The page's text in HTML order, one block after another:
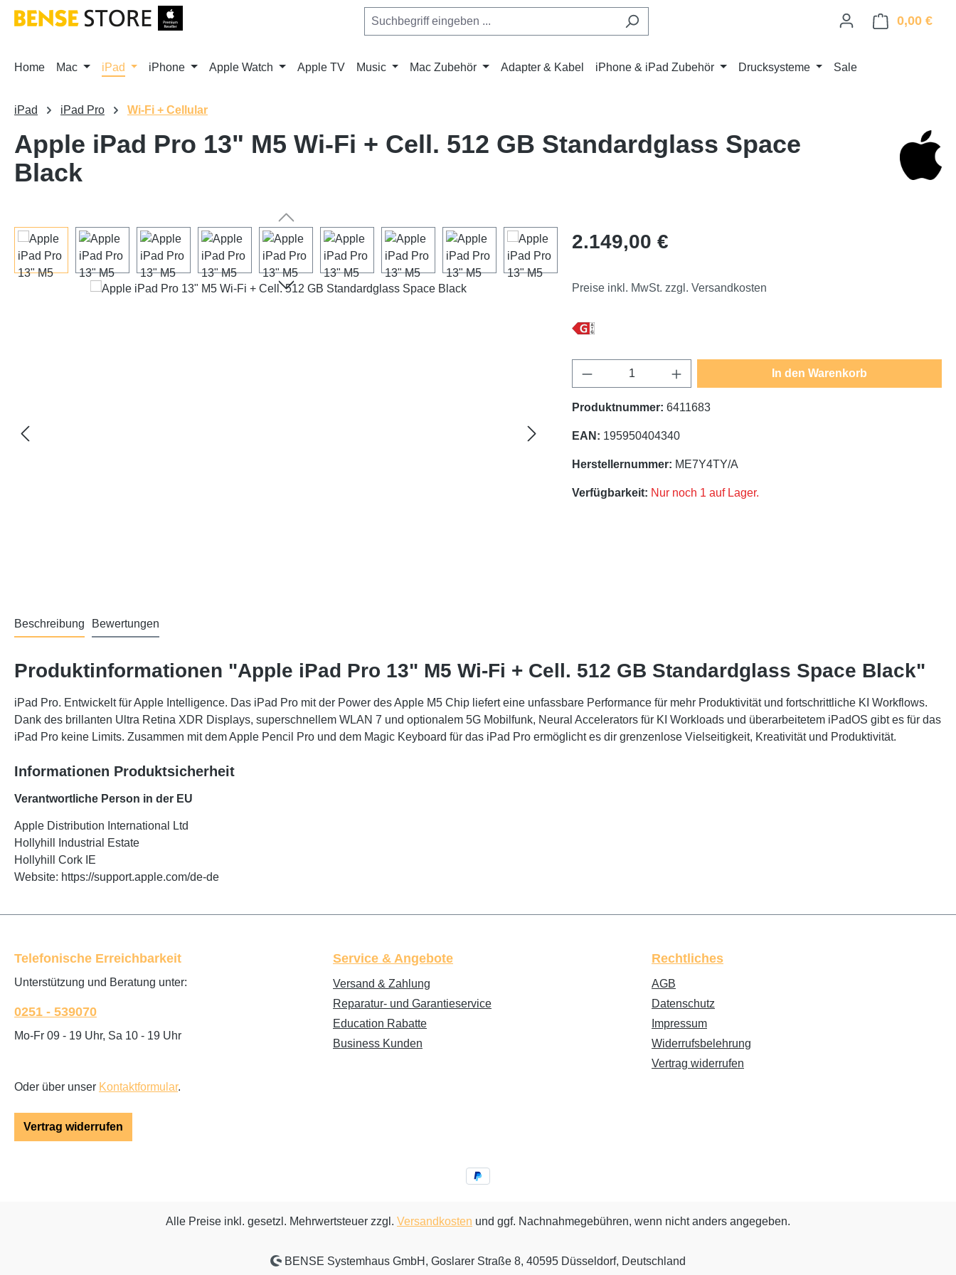
Hauptinhalt springen
Zur Suche springen
Zur Hauptnavigation springen 0,00 €
Home Mac iPad iPhone Apple Watch Apple TV Music Mac Zubehör Adapter & Kabel iPhone & iPad Zubehör Drucksysteme Sale
iPad iPad Pro Wi-Fi + Cellular
Apple iPad Pro 13" M5 Wi-Fi + Cell. 512 GB Standardglass Space
Black
Bildergalerie überspringen Regulärer Preis:
2.149,00 €
Preise inkl. MwSt. zzgl. Versandkosten
Produkt Anzahl: Gib den gewünschten Wert ein
In den Warenkorb
Produktnummer: 6411683
EAN: 195950404340
Herstellernummer: ME7Y4TY/A
Verfügbarkeit: Nur noch 1 auf Lager.
Beschreibung Bewertungen
Produktinformationen "Apple iPad Pro 13" M5 Wi-Fi + Cell. 512 GB Standardglass Space Black"
iPad Pro. Entwickelt für Apple Intelligence. Das iPad Pro mit der Power des Apple M5 Chip liefert eine unfassbare Performance für mehr Produktivität und fortschrittliche KI Workflows.
Dank des brillanten Ultra Retina XDR Displays, superschnellem WLAN 7 und optionalem 5G Mobilfunk, Neural Accelerators für KI Workloads und überarbeitetem iPadOS gibt es für das
iPad Pro keine Limits. Zusammen mit dem Apple Pencil Pro und dem Magic Keyboard für das iPad Pro ermöglicht es dir grenzenlose Vielseitigkeit, Kreativität und Produktivität.
Informationen Produktsicherheit
Verantwortliche Person in der EU
Apple Distribution International Ltd
Hollyhill Industrial Estate
Hollyhill Cork IE
Website: https://support.apple.com/de-de
Telefonische Erreichbarkeit
Unterstützung und Beratung unter:
0251 - 539070
Mo-Fr 09 - 19 Uhr, Sa 10 - 19 Uhr
Oder über unser Kontaktformular.
Vertrag widerrufen
Service & Angebote
Versand & Zahlung
Reparatur- und Garantieservice
Education Rabatte
Business Kunden
Rechtliches
AGB
Datenschutz
Impressum
Widerrufsbelehrung
Vertrag widerrufen
Alle Preise inkl. gesetzl. Mehrwertsteuer zzgl. Versandkosten und ggf. Nachnahmegebühren, wenn nicht anders angegeben.
BENSE Systemhaus GmbH, Goslarer Straße 8, 40595 Düsseldorf, Deutschland